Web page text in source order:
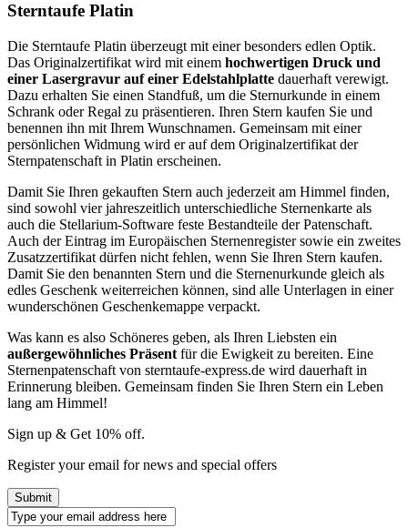
Sterntaufe Platin
Die Sterntaufe Platin überzeugt mit einer besonders edlen Optik.
Das Originalzertifikat wird mit einem hochwertigen Druck und
einer Lasergravur auf einer Edelstahlplatte dauerhaft verewigt.
Dazu erhalten Sie einen Standfuß, um die Sternurkunde in einem
Schrank oder Regal zu präsentieren. Ihren Stern kaufen Sie und
benennen ihn mit Ihrem Wunschnamen. Gemeinsam mit einer
persönlichen Widmung wird er auf dem Originalzertifikat der
Sternpatenschaft in Platin erscheinen.
Damit Sie Ihren gekauften Stern auch jederzeit am Himmel finden,
sind sowohl vier jahreszeitlich unterschiedliche Sternenkarte als
auch die Stellarium-Software feste Bestandteile der Patenschaft.
Auch der Eintrag im Europäischen Sternenregister sowie ein zweites
Zusatzzertifikat dürfen nicht fehlen, wenn Sie Ihren Stern kaufen.
Damit Sie den benannten Stern und die Sternenurkunde gleich als
edles Geschenk weiterreichen können, sind alle Unterlagen in einer
wunderschönen Geschenkemappe verpackt.
Was kann es also Schöneres geben, als Ihren Liebsten ein
außergewöhnliches Präsent für die Ewigkeit zu bereiten. Eine
Sternenpatenschaft von sterntaufe-express.de wird dauerhaft in
Erinnerung bleiben. Gemeinsam finden Sie Ihren Stern ein Leben
lang am Himmel!
Sign up & Get 10% off.
Register your email for news and special offers
Submit